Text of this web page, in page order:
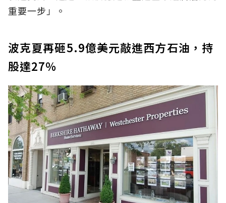
重要一步」。
波克夏再砸5.9億美元敲進西方石油，持
股達27％